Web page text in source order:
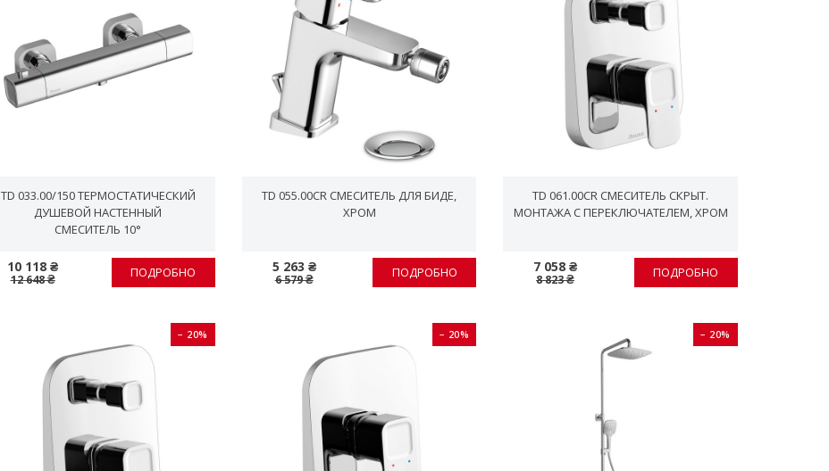
TD 033.00/150 ТЕРМОСТАТИЧЕСКИЙ
ДУШЕВОЙ НАСТЕННЫЙ
СМЕСИТЕЛЬ 10°
10 118 ₴
12 648 ₴ ПОДРОБНО
TD 055.00CR СМЕСИТЕЛЬ ДЛЯ БИДЕ,
ХРОМ
5 263 ₴
6 579 ₴ ПОДРОБНО
TD 061.00CR СМЕСИТЕЛЬ СКРЫТ.
МОНТАЖА С ПЕРЕКЛЮЧАТЕЛЕМ, ХРОМ
7 058 ₴
8 823 ₴ ПОДРОБНО
− 20% − 20% − 20%